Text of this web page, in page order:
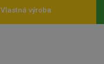
Vlastná výroba